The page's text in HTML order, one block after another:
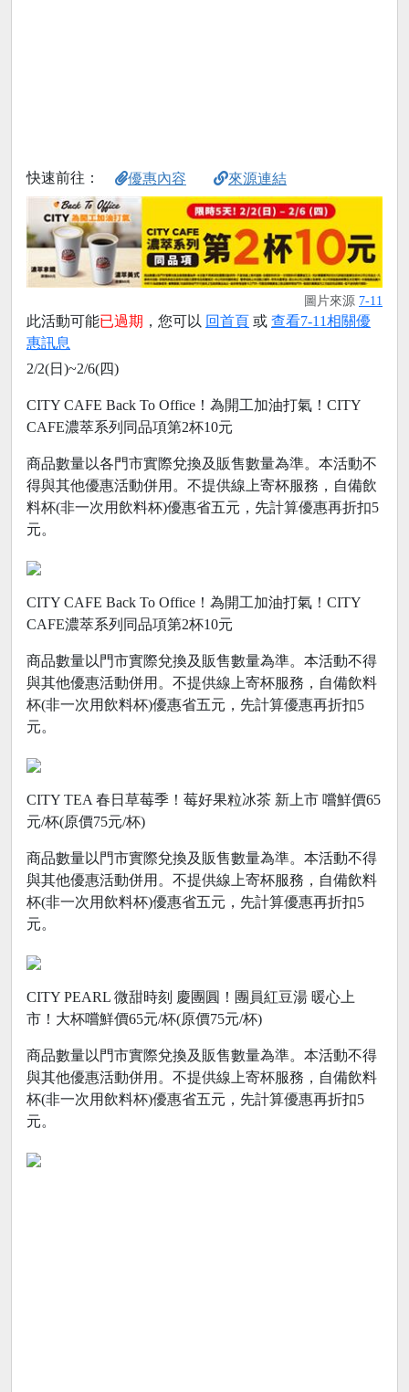
快速前往： 優惠內容 來源連結
圖片來源 7-11
此活動可能已過期 ，您可以 回首頁 或 查看7-11相關優
惠訊息
2/2(日)~2/6(四)
CITY CAFE Back To Office！為開工加油打氣！CITY
CAFE濃萃系列同品項第2杯10元
商品數量以各門市實際兌換及販售數量為準。本活動不
得與其他優惠活動併用。不提供線上寄杯服務，自備飲
料杯(非一次用飲料杯)優惠省五元，先計算優惠再折扣5
元。
CITY CAFE Back To Office！為開工加油打氣！CITY
CAFE濃萃系列同品項第2杯10元
商品數量以門市實際兌換及販售數量為準。本活動不得
與其他優惠活動併用。不提供線上寄杯服務，自備飲料
杯(非一次用飲料杯)優惠省五元，先計算優惠再折扣5
元。
CITY TEA 春日草莓季！莓好果粒冰茶 新上市 嚐鮮價65
元/杯(原價75元/杯)
商品數量以門市實際兌換及販售數量為準。本活動不得
與其他優惠活動併用。不提供線上寄杯服務，自備飲料
杯(非一次用飲料杯)優惠省五元，先計算優惠再折扣5
元。
CITY PEARL 微甜時刻 慶團圓！團員紅豆湯 暖心上
市！大杯嚐鮮價65元/杯(原價75元/杯)
商品數量以門市實際兌換及販售數量為準。本活動不得
與其他優惠活動併用。不提供線上寄杯服務，自備飲料
杯(非一次用飲料杯)優惠省五元，先計算優惠再折扣5
元。